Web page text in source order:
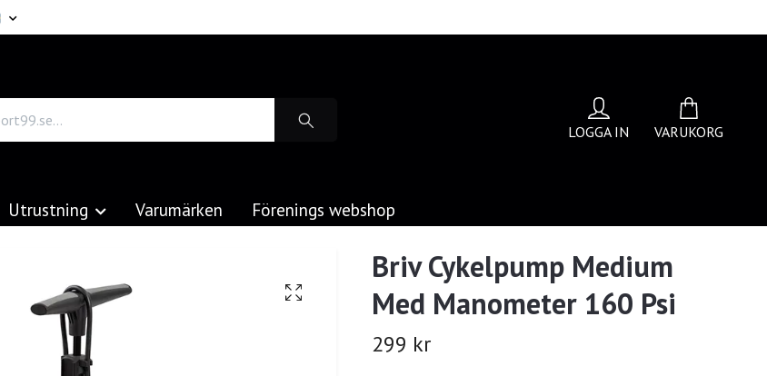
LOGGA IN VARUKORG
Utrustning Varumärken Förenings webshop
Briv Cykelpump Medium
Med Manometer 160 Psi
299 kr